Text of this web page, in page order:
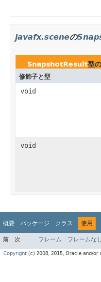
javafx.sceneの
SnapshotResult型
修飾子と型
void
void
概要 パッケージ クラス 使用
前 次 フレーム フレームなし
Copyright (c) 2008, 2015, Oracle and/or